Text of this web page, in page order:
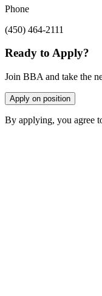
Phone
(450) 464-2111
Ready to Apply?
Join BBA and take the
Apply on position
By applying, you agree